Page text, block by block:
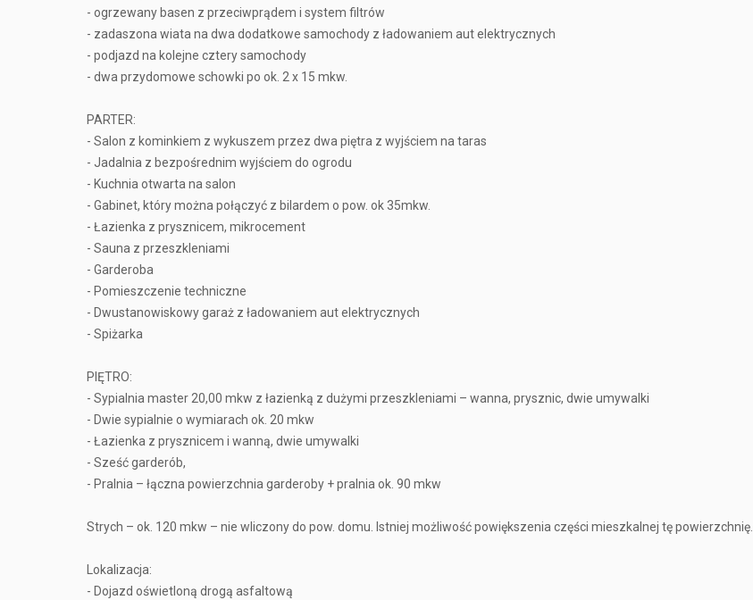
- ogrzewany basen z przeciwprądem i system filtrów
- zadaszona wiata na dwa dodatkowe samochody z ładowaniem aut elektrycznych
- podjazd na kolejne cztery samochody
- dwa przydomowe schowki po ok. 2 x 15 mkw.
PARTER:
- Salon z kominkiem z wykuszem przez dwa piętra z wyjściem na taras
- Jadalnia z bezpośrednim wyjściem do ogrodu
- Kuchnia otwarta na salon
- Gabinet, który można połączyć z bilardem o pow. ok 35mkw.
- Łazienka z prysznicem, mikrocement
- Sauna z przeszkleniami
- Garderoba
- Pomieszczenie techniczne
- Dwustanowiskowy garaż z ładowaniem aut elektrycznych
- Spiżarka
PIĘTRO:
- Sypialnia master 20,00 mkw z łazienką z dużymi przeszkleniami – wanna, prysznic, dwie umywalki
- Dwie sypialnie o wymiarach ok. 20 mkw
- Łazienka z prysznicem i wanną, dwie umywalki
- Sześć garderób,
- Pralnia – łączna powierzchnia garderoby + pralnia ok. 90 mkw
Strych – ok. 120 mkw – nie wliczony do pow. domu. Istniej możliwość powiększenia części mieszkalnej tę powierzchnię.
Lokalizacja:
- Dojazd oświetloną drogą asfaltową